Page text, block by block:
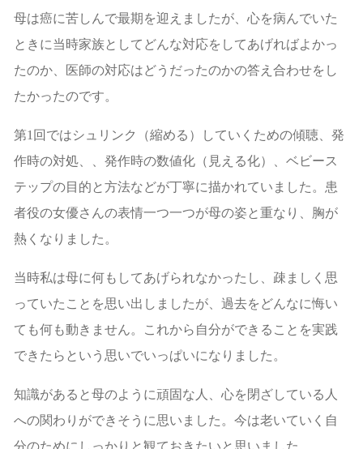
母は癌に苦しんで最期を迎えましたが、心を病んでいた
ときに当時家族としてどんな対応をしてあげればよかっ
たのか、医師の対応はどうだったのかの答え合わせをし
たかったのです。
第1回ではシュリンク（縮める）していくための傾聴、発
作時の対処、、発作時の数値化（見える化）、ベビース
テップの目的と方法などが丁寧に描かれていました。患
者役の女優さんの表情一つ一つが母の姿と重なり、胸が
熱くなりました。
当時私は母に何もしてあげられなかったし、疎ましく思
っていたことを思い出しましたが、過去をどんなに悔い
ても何も動きません。これから自分ができることを実践
できたらという思いでいっぱいになりました。
知識があると母のように頑固な人、心を閉ざしている人
への関わりができそうに思いました。今は老いていく自